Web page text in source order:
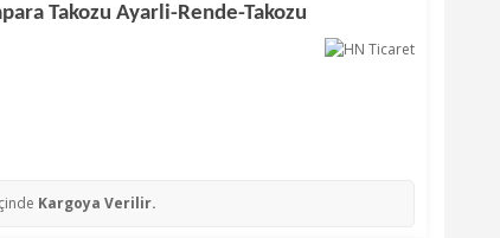
Takozu Ayarli-Rende-Takozu
Kargoya Verilir.